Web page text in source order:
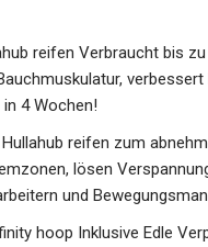
reifen Verbraucht bis
4 Wochen!
reifen zum
lösen
und
hoop Inklusive Edle